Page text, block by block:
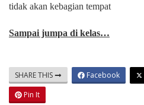
tidak akan kebagian tempat
Sampai jumpa di kelas…
SHARE THIS Facebook
Pin It